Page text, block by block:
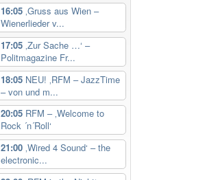
16:05 ‚Gruss aus Wien –
Wienerlieder v...
17:05 ‚Zur Sache …‘ –
Politmagazine Fr...
18:05 NEU! ‚RFM – JazzTime
– von und m...
20:05 RFM – ‚Welcome to
Rock ´n´Roll‘
21:00 ‚Wired 4 Sound‘ – the
electronic...